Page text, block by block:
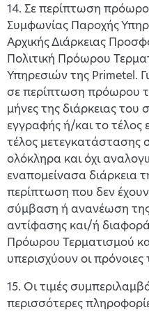
14. Σε περίπτωση
Συμφωνίας Παροχής
Αρχικής Διάρκειας
Πολιτική Πρόωρου
Υπηρεσιών της Primetel.
σε περίπτωση πρόωρου
μήνες της διάρκειας του
εγγραφής ή/και το
τέλος μετεγκατάστασης
ολόκληρα και όχι
εναπομείνασα διάρκεια
περίπτωση που δεν
σύμβαση ή ανανέωση
αντίφασης και/ή
Πρόωρου Τερματισμού
υπερισχύουν οι
15. Οι τιμές
περισσότερες